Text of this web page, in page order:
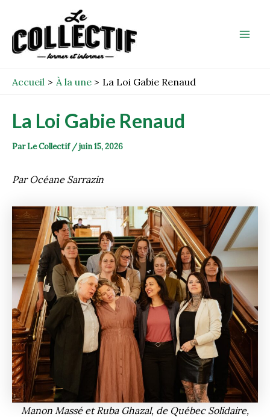
contenu
Accueil À la une La Loi Gabie Renaud
La Loi Gabie Renaud
ParLe Collectif /juin 15, 2026
Par Océane Sarrazin
Manon Massé et Ruba Ghazal, de Québec Solidaire,
navigation